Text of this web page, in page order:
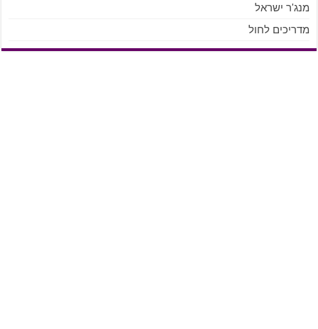
מנג'ר ישראל
מדריכים לחול